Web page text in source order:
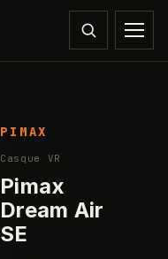
PIMAX
Casque VR
Pimax
Dream Air
SE